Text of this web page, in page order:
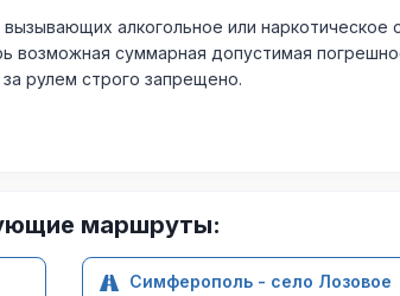
алкогольное или
суммарная допустимая
рулем строго запрещено.
маршруты:
Симферополь - село Лозовое